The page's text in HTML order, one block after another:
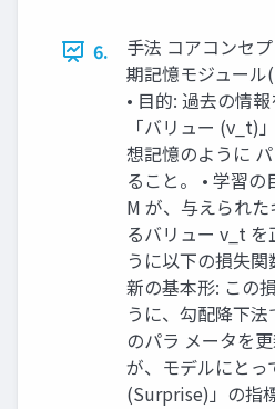
6.
手法 コアコンセ
期記憶モジュー
• 目的: 過去の情
「バリュー (v_t)
想記憶のように
ること。 • 学習
M が、与えられ
るバリュー v_t を
うに以下の損失
新の基本形: この
うに、勾配降下
のパラ メータを
が、モデルにとっ
(Surprise)」の指